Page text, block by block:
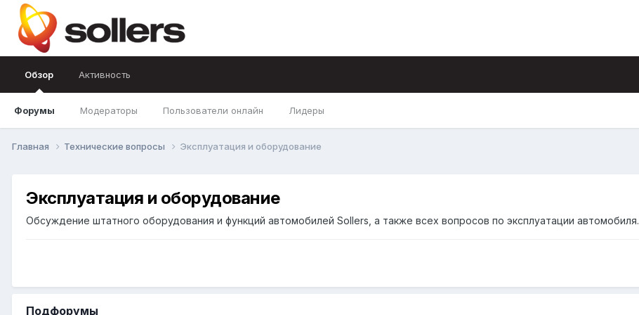
Обзор
Форумы Модераторы Пользователи онлайн Лидеры
Активность
Главная Технические вопросы Эксплуатация и оборудование
Эксплуатация и оборудование
Обсуждение штатного оборудования и функций автомобилей Sollers, а также всех вопросов по эксплуатации автомобиля.
Подфорумы